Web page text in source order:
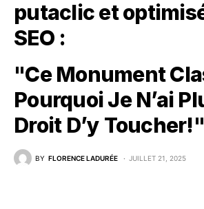
putaclic et
SEO :
"Ce Monument
Pourquoi Je N’ai
Droit D’y Toucher!"
BY FLORENCE LADURÉE JUILLET 21, 2025